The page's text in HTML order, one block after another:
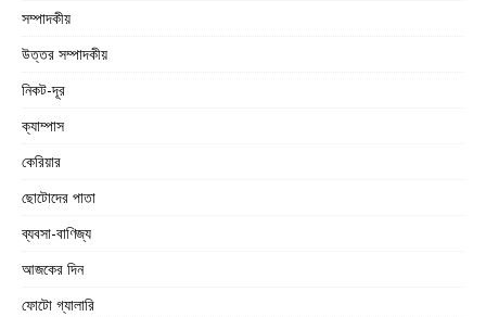
সম্পাদকীয়
উত্তর সম্পাদকীয়
নিকট-দূর
ক্যাম্পাস
কেরিয়ার
ছোটোদের পাতা
ব্যবসা-বাণিজ্য
আজকের দিন
ফোটো গ্যালারি